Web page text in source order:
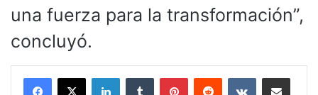
una fuerza para la transformación”,
concluyó.
LinkedInTumblr PinterestReddit VKontakteCompartir por